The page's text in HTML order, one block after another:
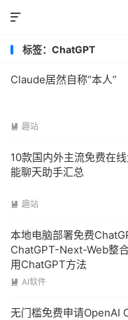

标签：ChatGPT
Claude居然自称“本人”
 趣站
10款国内外主流免费在
能聊天助手汇总
 趣站
本地电脑部署免费
ChatGPT-Next-Web整
用ChatGPT方法
 AI软件
无门槛免费申请OpenAI